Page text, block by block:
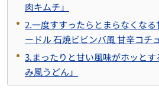
肉キムチ」
2.一度すすったらとまらなくな
ードル 石焼ビビンバ風 甘辛コチ
3.まったりと甘い風味がホッと
み風うどん」